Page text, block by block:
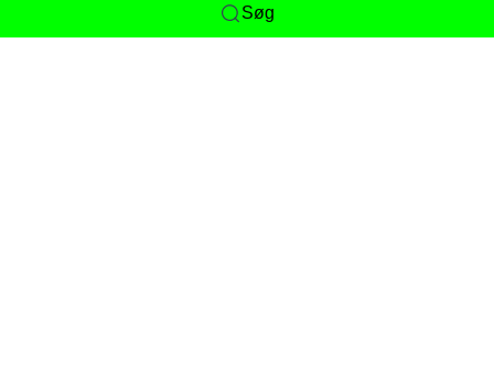
Søg